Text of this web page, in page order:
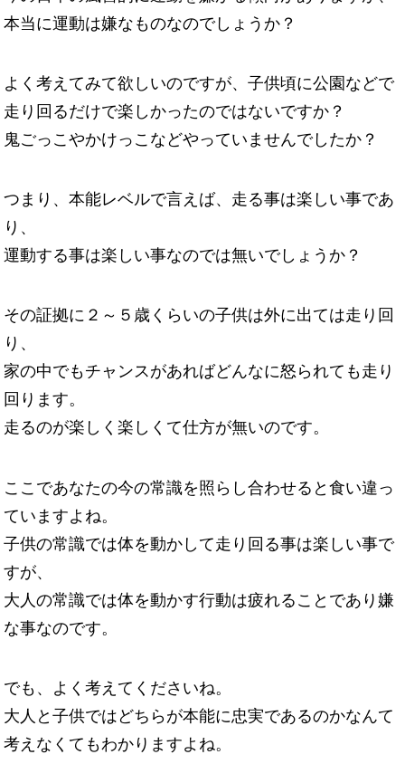
本当に運動は嫌なものなのでしょうか？
よく考えてみて欲しいのですが、子供頃に公園などで
走り回るだけで楽しかったのではないですか？
鬼ごっこやかけっこなどやっていませんでしたか？
つまり、本能レベルで言えば、走る事は楽しい事であ
り、
運動する事は楽しい事なのでは無いでしょうか？
その証拠に２～５歳くらいの子供は外に出ては走り回
り、
家の中でもチャンスがあればどんなに怒られても走り
回ります。
走るのが楽しく楽しくて仕方が無いのです。
ここであなたの今の常識を照らし合わせると食い違っ
ていますよね。
子供の常識では体を動かして走り回る事は楽しい事で
すが、
大人の常識では体を動かす行動は疲れることであり嫌
な事なのです。
でも、よく考えてくださいね。
大人と子供ではどちらが本能に忠実であるのかなんて
考えなくてもわかりますよね。